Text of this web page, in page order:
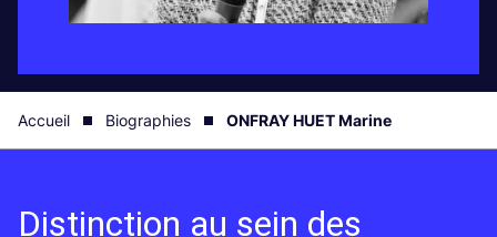
Accueil Biographies ONFRAY HUET Marine
Distinction au sein des